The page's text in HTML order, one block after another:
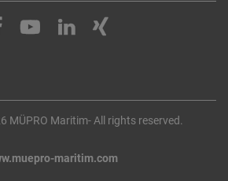
MÜPRO Maritim- All rights reserved.
maritim.com